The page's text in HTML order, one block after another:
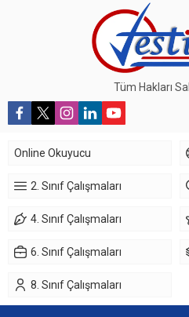
Tüm Hakları
Online Okuyucu
2. Sınıf Çalışmaları
4. Sınıf Çalışmaları
6. Sınıf Çalışmaları
8. Sınıf Çalışmaları